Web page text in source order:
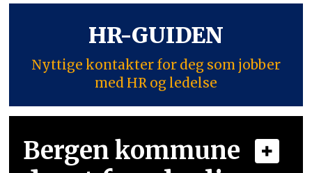
HR-GUIDEN
Nyttige kontakter for deg som jobber
med HR og ledelse
Bergen kommune